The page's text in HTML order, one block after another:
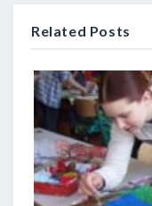
Related Posts